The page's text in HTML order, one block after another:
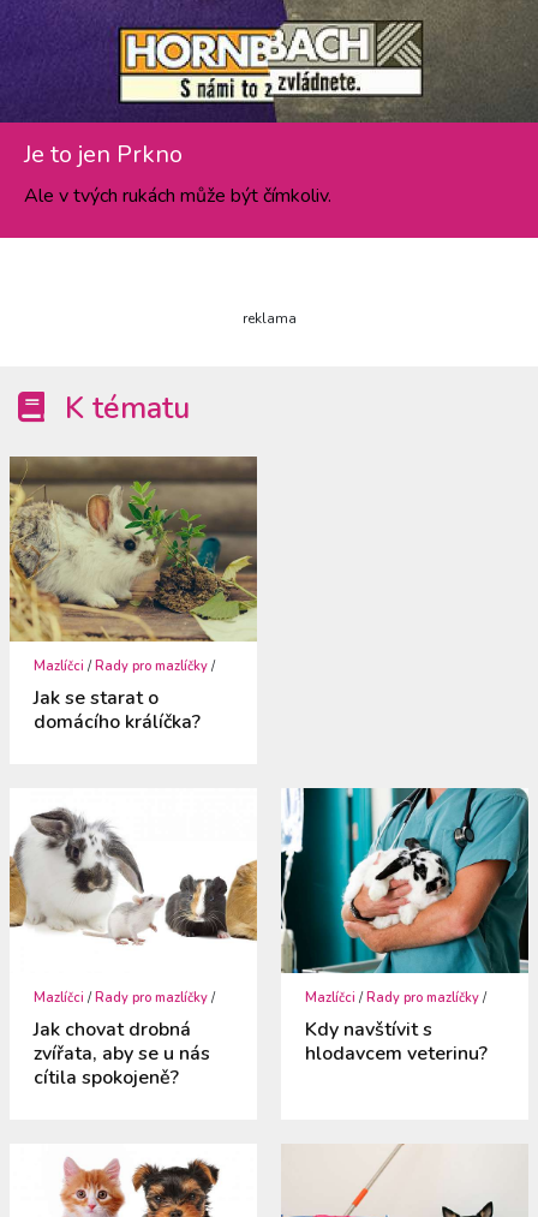
Je to jen Prkno
Ale v tvých rukách může být čímkoliv.
reklama
K tématu
Mazlíčci /Rady pro mazlíčky /
Jak se starat o
domácího králíčka?
Mazlíčci /Rady pro mazlíčky /
Jak chovat drobná
zvířata, aby se u nás
cítila spokojeně?
Mazlíčci /Rady pro mazlíčky /
Kdy navštívit s
hlodavcem veterinu?